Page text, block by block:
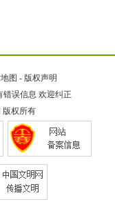
图 - 版权声明
错误信息 欢迎纠正
版权所有